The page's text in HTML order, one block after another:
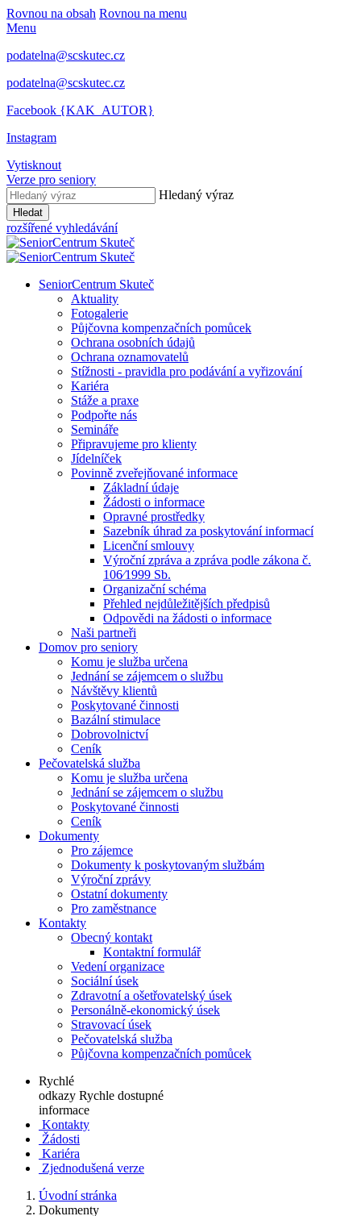
Rovnou na obsah Rovnou na menu
Menu
podatelna@scskutec.cz
podatelna@scskutec.cz
Facebook {KAK_AUTOR}
Instagram
Vytisknout
Verze pro seniory
Hledaný výraz
Hledat
rozšířené vyhledávání
SeniorCentrum Skuteč
Aktuality
Fotogalerie
Půjčovna kompenzačních pomůcek
Ochrana osobních údajů
Ochrana oznamovatelů
Stížnosti - pravidla pro podávání a vyřizování
Kariéra
Stáže a praxe
Podpořte nás
Semináře
Připravujeme pro klienty
Jídelníček
Povinně zveřejňované informace
Základní údaje
Žádosti o informace
Opravné prostředky
Sazebník úhrad za poskytování informací
Licenční smlouvy
Výroční zpráva a zpráva podle zákona č.
106⁄1999 Sb.
Organizační schéma
Přehled nejdůležitějších předpisů
Odpovědi na žádosti o informace
Naši partneři
Domov pro seniory
Komu je služba určena
Jednání se zájemcem o službu
Návštěvy klientů
Poskytované činnosti
Bazální stimulace
Dobrovolnictví
Ceník
Pečovatelská služba
Komu je služba určena
Jednání se zájemcem o službu
Poskytované činnosti
Ceník
Dokumenty
Pro zájemce
Dokumenty k poskytovaným službám
Výroční zprávy
Ostatní dokumenty
Pro zaměstnance
Kontakty
Obecný kontakt
Kontaktní formulář
Vedení organizace
Sociální úsek
Zdravotní a ošetřovatelský úsek
Personálně-ekonomický úsek
Stravovací úsek
Pečovatelská služba
Půjčovna kompenzačních pomůcek
Rychlé
odkazy Rychle dostupné
informace
Kontakty
Žádosti
Kariéra
Zjednodušená verze
Úvodní stránka
Dokumenty